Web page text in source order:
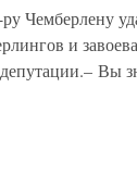
Чемберлену
и
Вы